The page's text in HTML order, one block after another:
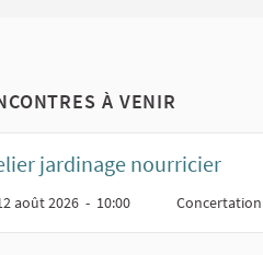
À VENIR
jardinage nourricier
août 2026 - 10:00 Concertation